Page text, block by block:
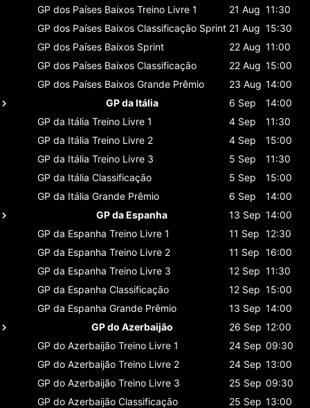
GP dos Países Baixos Treino Livre 1 21 Aug 11:30
GP dos Países Baixos Classificaçāo Sprint 21 Aug 15:30
GP dos Países Baixos Sprint 22 Aug 11:00
GP dos Países Baixos Classificaçāo 22 Aug 15:00
GP dos Países Baixos Grande Prêmio 23 Aug 14:00
GP da Itália
6 Sep
14:00
GP da Itália Treino Livre 1 4 Sep
11:30
GP da Itália Treino Livre 2 4 Sep
15:00
GP da Itália Treino Livre 3 5 Sep
11:30
GP da Itália Classificaçāo 5 Sep
15:00
GP da Itália Grande Prêmio 6 Sep
14:00
GP da Espanha
13 Sep 14:00
GP da Espanha Treino Livre 1 11 Sep 12:30
GP da Espanha Treino Livre 2 11 Sep 16:00
GP da Espanha Treino Livre 3 12 Sep 11:30
GP da Espanha Classificaçāo 12 Sep 15:00
GP da Espanha Grande Prêmio 13 Sep 14:00
GP do Azerbaijão
26 Sep 12:00
GP do Azerbaijão Treino Livre 1 24 Sep 09:30
GP do Azerbaijão Treino Livre 2 24 Sep 13:00
GP do Azerbaijão Treino Livre 3 25 Sep 09:30
GP do Azerbaijão Classificaçāo 25 Sep 13:00